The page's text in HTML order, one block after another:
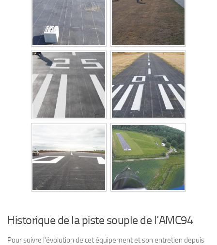
Historique de la piste souple de l’AMC94
Pour suivre l’évolution de cet équipement et son entretien depuis